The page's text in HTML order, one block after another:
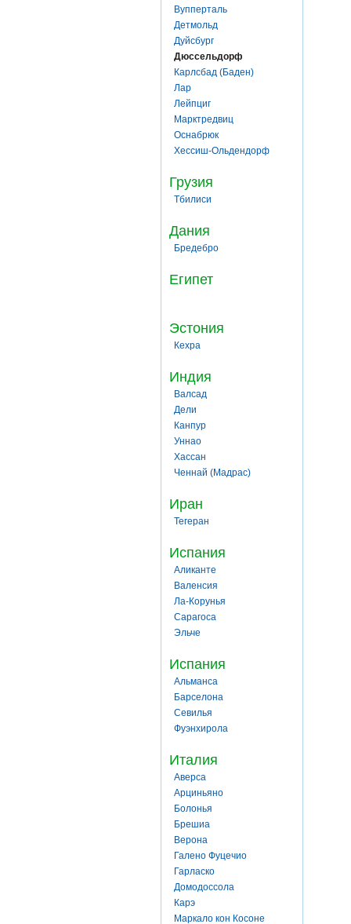
Вупперталь
Детмольд
Дуйсбург
Дюссельдорф
Карлсбад (Баден)
Лар
Лейпциг
Марктредвиц
Оснабрюк
Хессиш-Ольдендорф
Грузия
Тбилиси
Дания
Бредебро
Египет
Эстония
Кехра
Индия
Валсад
Дели
Канпур
Уннао
Хассан
Ченнай (Мадрас)
Иран
Тегеран
Испания
Аликанте
Валенсия
Ла-Корунья
Сарагоса
Эльче
Испания
Альманса
Барселона
Севилья
Фуэнхирола
Италия
Аверса
Арциньяно
Болонья
Брешиа
Верона
Галено Фуцечио
Гарласко
Домодоссола
Карэ
Маркало кон Косоне